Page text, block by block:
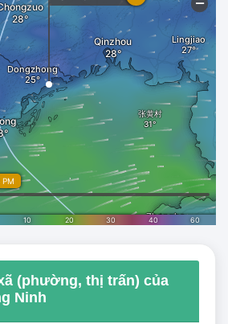
(phường, thị trấn) của
Ninh